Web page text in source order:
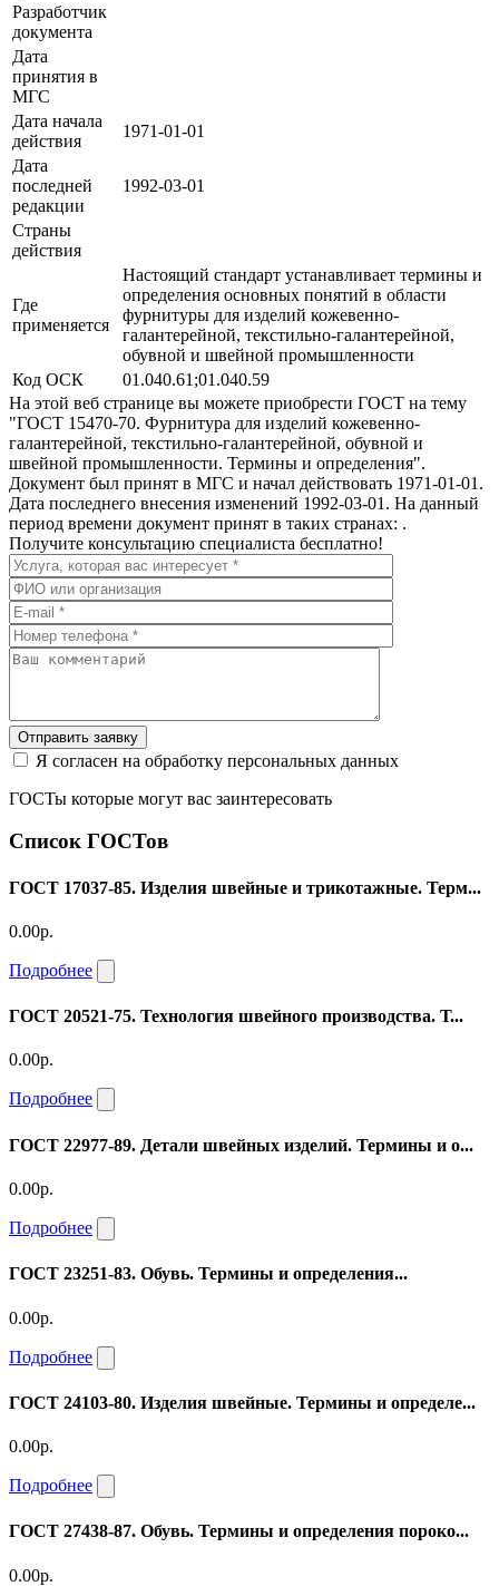
Разработчик
документа
Дата
принятия в
МГС
Дата начала
действия
1971-01-01
Дата
последней
редакции
1992-03-01
Страны
действия
Где
применяется
Настоящий стандарт устанавливает термины и
определения основных понятий в области
фурнитуры для изделий кожевенно-
галантерейной, текстильно-галантерейной,
обувной и швейной промышленности
Код ОСК
01.040.61;01.040.59
На этой веб странице вы можете приобрести ГОСТ на тему
"ГОСТ 15470-70. Фурнитура для изделий кожевенно-
галантерейной, текстильно-галантерейной, обувной и
швейной промышленности. Термины и определения".
Документ был принят в МГС и начал действовать 1971-01-01.
Дата последнего внесения изменений 1992-03-01. На данный
период времени документ принят в таких странах: .
Получите консультацию специалиста бесплатно!
Отправить заявку
Я согласен на обработку персональных данных
ГОСТы которые могут вас заинтересовать
Список ГОСТов
ГОСТ 17037-85. Изделия швейные и трикотажные. Терм...
0.00р.
Подробнее
ГОСТ 20521-75. Технология швейного производства. Т...
0.00р.
Подробнее
ГОСТ 22977-89. Детали швейных изделий. Термины и о...
0.00р.
Подробнее
ГОСТ 23251-83. Обувь. Термины и определения...
0.00р.
Подробнее
ГОСТ 24103-80. Изделия швейные. Термины и определе...
0.00р.
Подробнее
ГОСТ 27438-87. Обувь. Термины и определения пороко...
0.00р.